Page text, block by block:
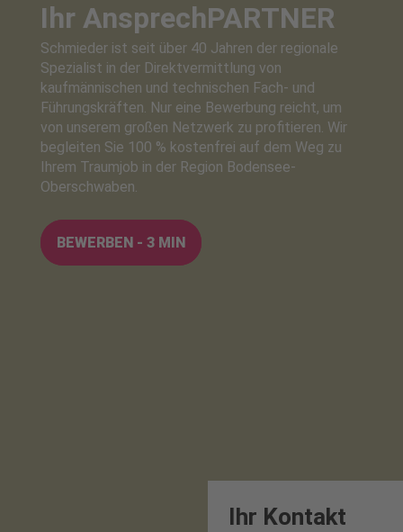
Ihr AnsprechPARTNER
Schmieder ist seit über 40 Jahren der regionale
Spezialist in der Direktvermittlung von
kaufmännischen und technischen Fach- und
Führungskräften. Nur eine Bewerbung reicht, um
von unserem großen Netzwerk zu profitieren. Wir
begleiten Sie 100 % kostenfrei auf dem Weg zu
Ihrem Traumjob in der Region Bodensee-
Oberschwaben.
BEWERBEN - 3 MIN
Ihr Kontakt